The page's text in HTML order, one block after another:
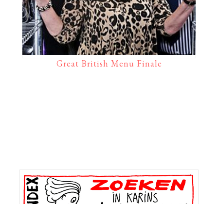
Great British Menu Finale
Primaire
Sidebar